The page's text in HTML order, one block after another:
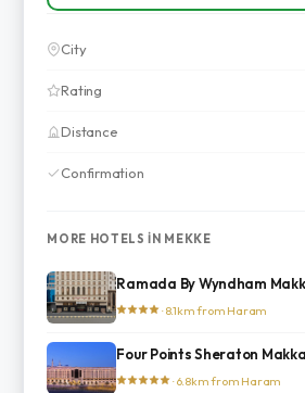
City
Rating
Distance
Confirmation
MORE HOTELS IN MEKKE
Ramada By Wyndham
· 8.1km from Haram
Four Points Sheraton
· 6.8km from Haram